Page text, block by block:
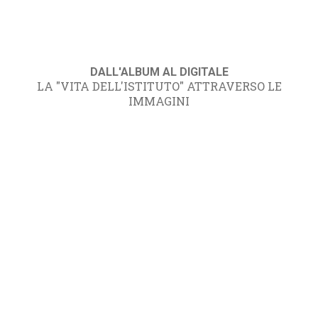
DALL'ALBUM AL DIGITALE
LA "VITA DELL'ISTITUTO" ATTRAVERSO LE
IMMAGINI